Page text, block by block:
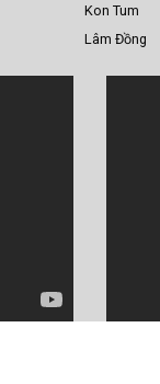
Kon Tum
Lâm Đồng